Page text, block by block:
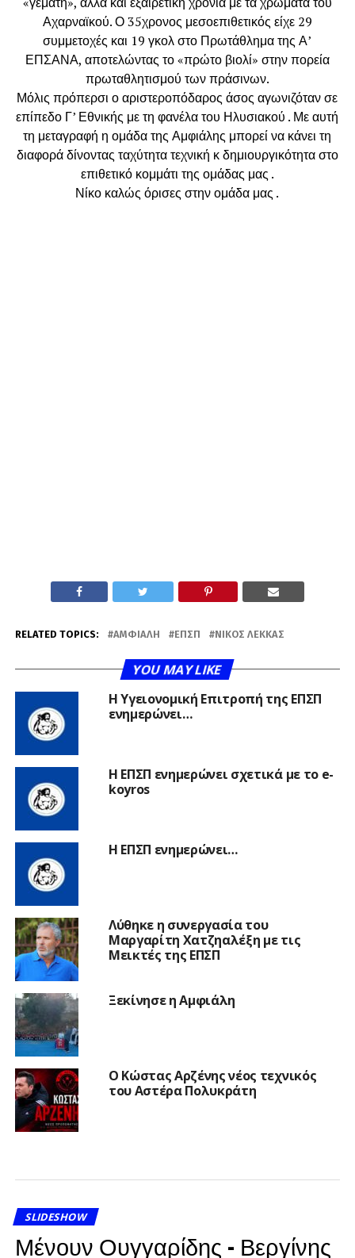
Αχαρναϊκού. Ο 35χρονος μεσοεπιθετικός είχε 29
συμμετοχές και 19 γκολ στο Πρωτάθλημα της Α’
ΕΠΣΑΝΑ, αποτελώντας το «πρώτο βιολί» στην πορεία
πρωταθλητισμού των πράσινων.
Μόλις πρόπερσι ο αριστεροπόδαρος άσος αγωνιζόταν σε
επίπεδο Γ’ Εθνικής με τη φανέλα του Ηλυσιακού . Με αυτή
τη μεταγραφή η ομάδα της Αμφιάλης μπορεί να κάνει τη
διαφορά δίνοντας ταχύτητα τεχνική κ δημιουργικότητα στο
επιθετικό κομμάτι της ομάδας μας .
Νίκο καλώς όρισες στην ομάδα μας .
RELATED TOPICS: ΑΜΦΙΆΛΗ ΕΠΣΠ ΝΊΚΟΣ ΛΈΚΚΑΣ
YOU MAY LIKE
Η Υγειονομική Επιτροπή της ΕΠΣΠ
ενημερώνει…
Η ΕΠΣΠ ενημερώνει σχετικά με το e-
koyros
Η ΕΠΣΠ ενημερώνει…
Λύθηκε η συνεργασία του
Μαργαρίτη Χατζηαλέξη με τις
Μεικτές της ΕΠΣΠ
Ξεκίνησε η Αμφιάλη
Ο Κώστας Αρζένης νέος τεχνικός
του Αστέρα Πολυκράτη
SLIDESHOW
Μένουν Ουγγαρίδης – Βεργίνης